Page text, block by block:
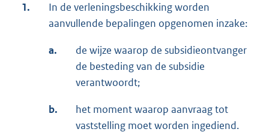
1.
In de verleningsbeschikking worden
aanvullende bepalingen opgenomen inzake:
a.
de wijze waarop de subsidieontvanger
de besteding van de subsidie
verantwoordt;
b.
het moment waarop aanvraag tot
vaststelling moet worden ingediend.